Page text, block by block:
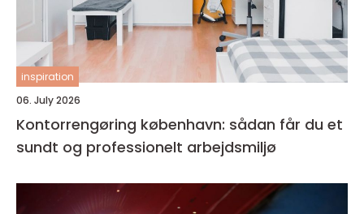
inspiration
06. July 2026
Kontorrengøring københavn: sådan får du et
sundt og professionelt arbejdsmiljø